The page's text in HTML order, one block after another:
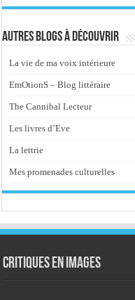
Autres blogs à découvrir
La vie de ma voix intérieure
EmOtionS – Blog littéraire
The Cannibal Lecteur
Les livres d’Eve
La lettrie
Mes promenades culturelles
Critiques en images